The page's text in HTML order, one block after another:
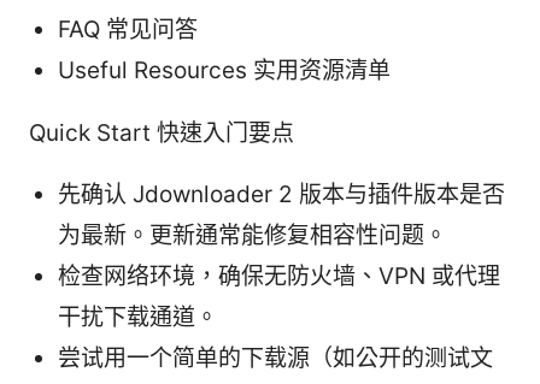
FAQ 常见问答
Useful Resources 实用资源清单
Quick Start 快速入门要点
先确认 Jdownloader 2 版本与插件版本是否
为最新。更新通常能修复相容性问题。
检查网络环境，确保无防火墙、VPN 或代理
干扰下载通道。
尝试用一个简单的下载源（如公开的测试文